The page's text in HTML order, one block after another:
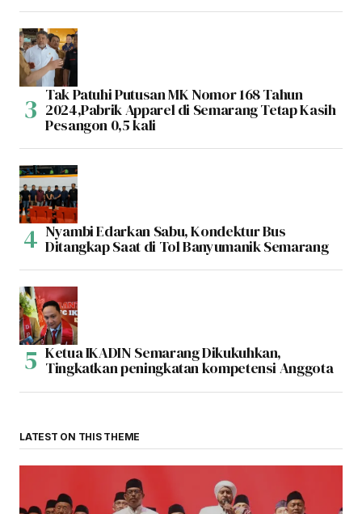
Tak Patuhi Putusan MK Nomor 168 Tahun
2024,Pabrik Apparel di Semarang Tetap Kasih
Pesangon 0,5 kali
Nyambi Edarkan Sabu, Kondektur Bus
Ditangkap Saat di Tol Banyumanik Semarang
Ketua IKADIN Semarang Dikukuhkan,
Tingkatkan peningkatan kompetensi Anggota
LATEST ON THIS THEME